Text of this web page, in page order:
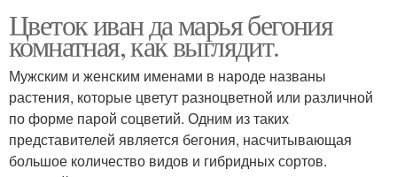
Цветок иван да марья бегония
комнатная, как выглядит.
Мужским и женским именами в народе названы
растения, которые цветут разноцветной или различной
по форме парой соцветий. Одним из таких
представителей является бегония, насчитывающая
большое количество видов и гибридных сортов.